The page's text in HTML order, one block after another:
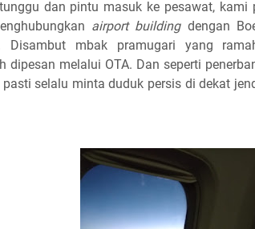
dan pintu masuk ke pesawat, kami
airport buildingdengan
Disambut mbak pramugari yang
dipesan melalui OTA. Dan seperti
selalu minta duduk persis di dekat